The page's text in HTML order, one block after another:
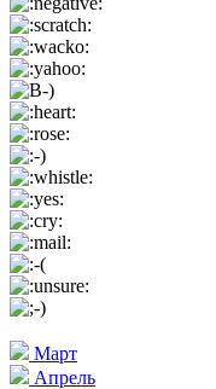
Март
Апрель